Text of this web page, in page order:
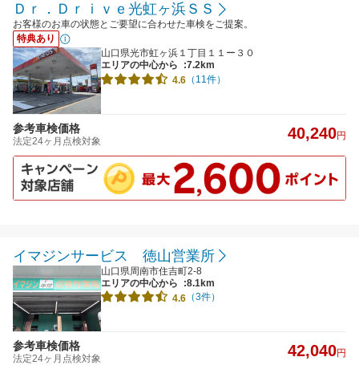
Ｄｒ．Ｄｒｉｖｅ光虹ヶ浜ＳＳ
お客様のお車の状態とご要望に合わせた車検をご提案。
特典あり
山口県光市虹ヶ浜１丁目１１ー３０
エリアの中心から
:7.2km
4.6 （11件）
参考車検価格
法定24ヶ月点検対象 40,240円
イマジンサービス 徳山営業所
山口県周南市住吉町2-8
エリアの中心から
:8.1km
4.6 （3件）
参考車検価格
法定24ヶ月点検対象 42,040円